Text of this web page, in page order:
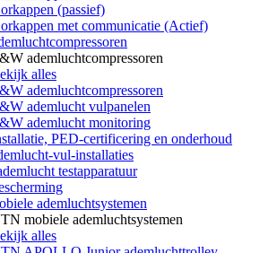
(passief)
met communicatie (Actief)
ademluchtcompressoren
alles
ademluchtcompressoren
ademlucht vulpanelen
ademlucht monitoring
PED-certificering en onderhoud
vul-installaties
testapparatuur
ademluchtsystemen
mobiele ademluchtsystemen
alles